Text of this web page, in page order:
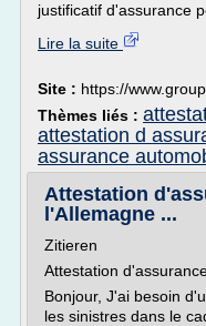
justificatif d'assurance
Lire la suite
Site : https://
Thèmes liés :
attestation d
assurance
Attestation
l'Allemagne ...
Zitieren
Attestation
Bonjour, J'ai besoin
les sinistres dans le